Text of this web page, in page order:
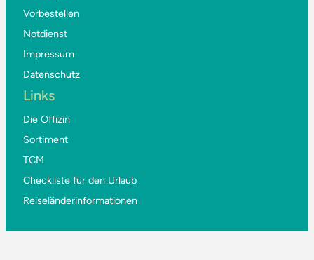
Vorbestellen
Notdienst
Impressum
Datenschutz
Links
Die Offizin
Sortiment
TCM
Checkliste für den Urlaub
Reiseländerinformationen